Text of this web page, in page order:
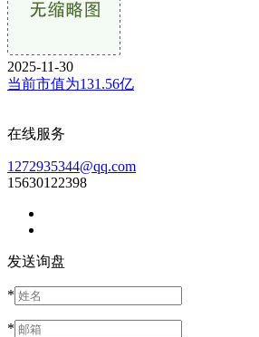
2025-11-30
当前市值为131.56亿
在线服务
1272935344@qq.com
15630122398
发送询盘
*
*